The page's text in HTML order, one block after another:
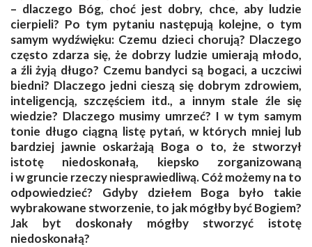
– dlaczego Bóg, choć jest dobry, chce, aby ludzie
cierpieli? Po tym pytaniu następują kolejne, o tym
samym wydźwięku: Czemu dzieci chorują? Dlaczego
często zdarza się, że dobrzy ludzie umierają młodo,
a źli żyją długo? Czemu bandyci są bogaci, a uczciwi
biedni? Dlaczego jedni cieszą się dobrym zdrowiem,
inteligencją, szczęściem itd., a innym stale źle się
wiedzie? Dlaczego musimy umrzeć? I w tym samym
tonie długo ciągną listę pytań, w których mniej lub
bardziej jawnie oskarżają Boga o to, że stworzył
istotę niedoskonałą, kiepsko zorganizowaną
i w gruncie rzeczy niesprawiedliwą. Cóż możemy na to
odpowiedzieć? Gdyby dziełem Boga było takie
wybrakowane stworzenie, to jak mógłby być Bogiem?
Jak byt doskonały mógłby stworzyć istotę
niedoskonałą?